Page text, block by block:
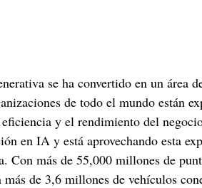
se ha convertido en un área
de todo el mundo están
y el rendimiento del
en IA y está aprovechando esta
Con más de 55,000 millones de
de 3,6 millones de vehículos